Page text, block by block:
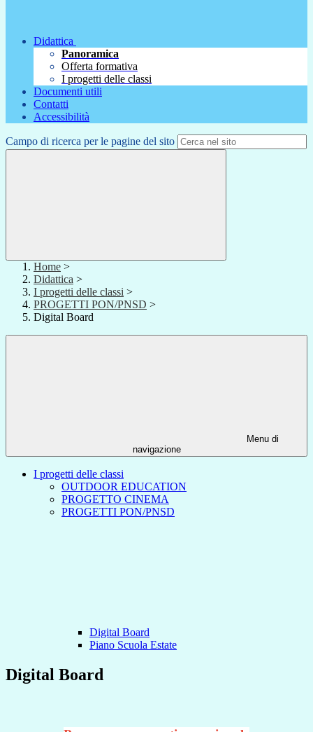
Didattica
Panoramica
Offerta formativa
I progetti delle classi
Documenti utili
Contatti
Accessibilità
Campo di ricerca per le pagine del sito
Home >
Didattica >
I progetti delle classi >
PROGETTI PON/PNSD >
Digital Board
Menu di
navigazione
I progetti delle classi
OUTDOOR EDUCATION
PROGETTO CINEMA
PROGETTI PON/PNSD
Digital Board
Piano Scuola Estate
Digital Board